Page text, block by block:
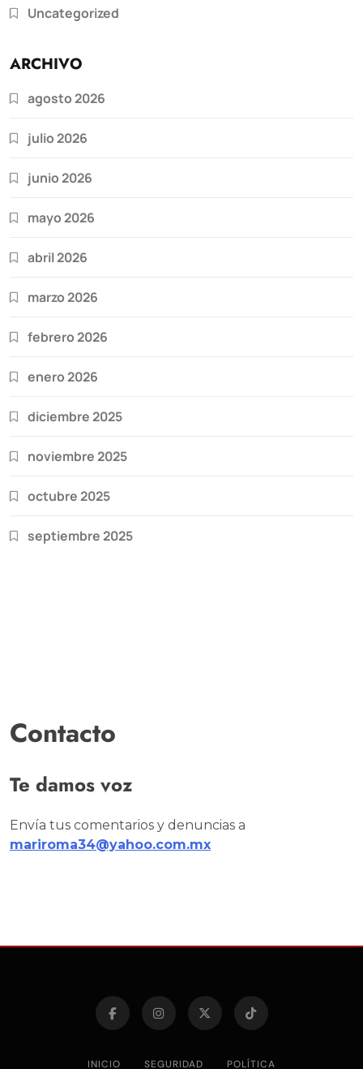
Uncategorized
ARCHIVO
agosto 2026
julio 2026
junio 2026
mayo 2026
abril 2026
marzo 2026
febrero 2026
enero 2026
diciembre 2025
noviembre 2025
octubre 2025
septiembre 2025
Contacto
Te damos voz
Envía tus comentarios y denuncias a
mariroma34@yahoo.com.mx
INICIO SEGURIDAD POLÍTICA